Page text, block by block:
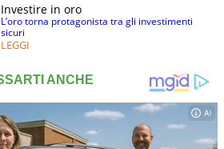
Investire in oro
L’oro torna protagonista tra gli investimenti
sicuri
LEGGI